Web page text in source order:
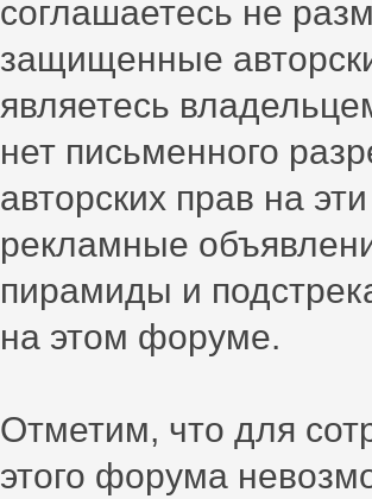
соглашаетесь не
защищенные
являетесь
нет письменного
авторских прав на
рекламные
пирамиды и
на этом форуме.
Отметим, что для
этого форума